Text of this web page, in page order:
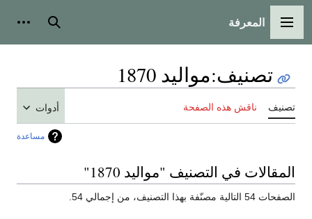
القائمة الرئيسية
المعرفة بحث
تصنيف:مواليد 1870
تصنيف ناقش هذه الصفحة أدوات
مساعدة
المقالات في التصنيف "مواليد 1870"
الصفحات 54 التالية مصنّفة بهذا التصنيف، من إجمالي 54.